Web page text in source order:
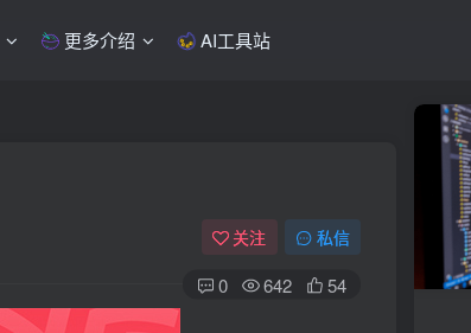
更多介绍 AI工具站
关注 私信
0 642 54